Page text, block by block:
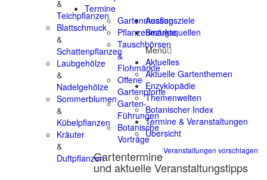
&
Teichpflanzen
Blattschmuck
&
Schattenpflanzen
Laubgehölze
&
Nadelgehölze
Sommerblumen
&
Kübelpflanzen
Kräuter
&
Duftpflanzen
Termine
Gartenmessen
Pflanzenmärkte
Tauschbörsen
&
Flohmärkte
Offene
Gartenpforte
Garten-
Führungen
Botanische
Vorträge
Veranstaltungen vorschlagen
Gartentermine
und aktuelle Veranstaltungstipps
Ausflugsziele
Bezugsquellen
Menü
Aktuelles
Aktuelle Gartenthemen
Enzyklopädie
Themenwelten
Botanischer Index
Termine & Veranstaltungen
Übersicht